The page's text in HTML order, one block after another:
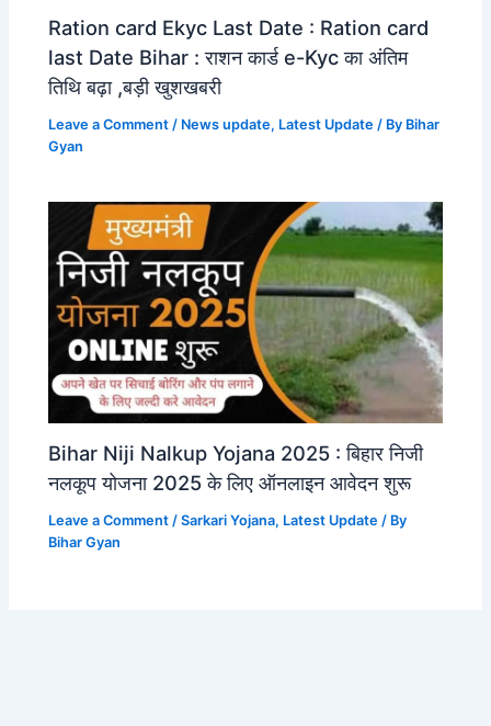
Ration card Ekyc Last Date : Ration card
last Date Bihar : राशन कार्ड e-Kyc का अंतिम
तिथि बढ़ा ,बड़ी खुशखबरी
Leave a Comment / News update, Latest Update / By Bihar
Gyan
Bihar Niji Nalkup Yojana 2025 : बिहार निजी
नलकूप योजना 2025 के लिए ऑनलाइन आवेदन शुरू
Leave a Comment /Sarkari Yojana, Latest Update / By
Bihar Gyan